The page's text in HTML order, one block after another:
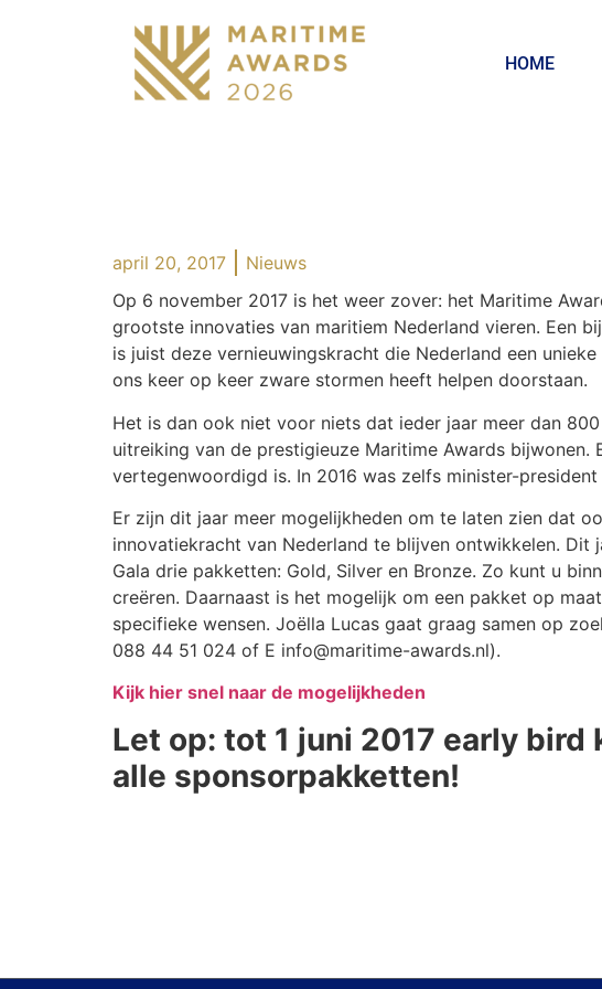
HOME
april 20, 2017
Nieuws
Op 6 november 2017 is het weer zover: het Maritime
grootste innovaties van maritiem Nederland vieren. Een
is juist deze vernieuwingskracht die Nederland een
ons keer op keer zware stormen heeft helpen doorstaan.
Het is dan ook niet voor niets dat ieder jaar meer dan
uitreiking van de prestigieuze Maritime Awards bijwonen.
vertegenwoordigd is. In 2016 was zelfs minister-
Er zijn dit jaar meer mogelijkheden om te laten zien dat
innovatiekracht van Nederland te blijven ontwikkelen.
Gala drie pakketten: Gold, Silver en Bronze. Zo kunt u
creëren. Daarnaast is het mogelijk om een pakket op
specifieke wensen. Joëlla Lucas gaat graag samen op
088 44 51 024 of E info@maritime-awards.nl).
Kijk hier snel naar de mogelijkheden
Let op: tot 1 juni 2017 early
alle sponsorpakketten!